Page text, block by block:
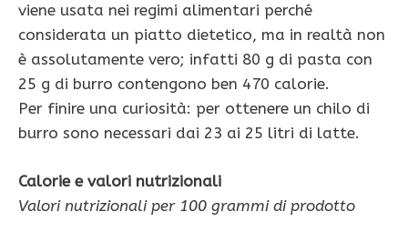
viene usata nei regimi alimentari perché
considerata un piatto dietetico, ma in realtà non
è assolutamente vero; infatti 80 g di pasta con
25 g di burro contengono ben 470 calorie.
Per finire una curiosità: per ottenere un chilo di
burro sono necessari dai 23 ai 25 litri di latte.
Calorie e valori nutrizionali
Valori nutrizionali per 100 grammi di prodotto